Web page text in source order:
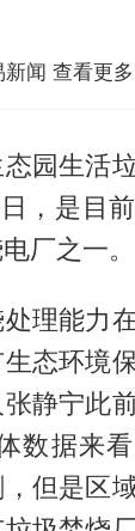
新闻 查看更
园生活
，是目
厂之一。
理能力
态环境
静宁此
数据来
但是区